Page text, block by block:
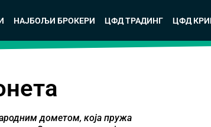
НАЈБОЉИ БРОКЕРИ ЦФД ТРАДИНГ ЦФД
дометом, која пружа